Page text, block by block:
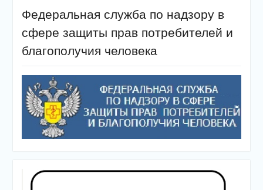
Федеральная служба по надзору в
сфере защиты прав потребителей и
благополучия человека